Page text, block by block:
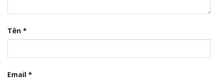
Tên *
Email *